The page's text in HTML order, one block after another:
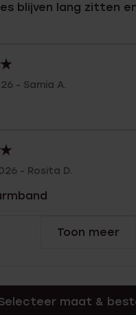
blijven lang zitten
- Samia A.
- Rosita D.
Toon meer
maat &